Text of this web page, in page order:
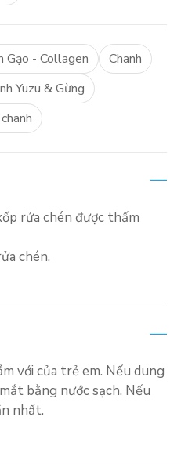
Gạo - Collagen
Chanh
Yuzu & Gừng
rửa chén được thấm
chén.
với của trẻ em. Nếu dung
bằng nước sạch. Nếu
nhất.